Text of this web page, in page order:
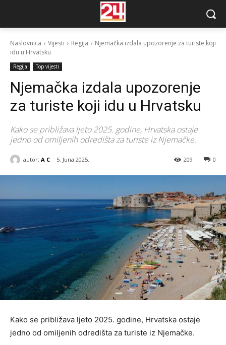
Naslovnica Vijesti Regija
Njemačka izdala upozorenje za turiste koji
idu u Hrvatsku
Regija Top vijesti
Njemačka izdala upozorenje
za turiste koji idu u Hrvatsku
Kako se približava ljeto 2025. godine, Hrvatska ostaje
jedno od omiljenih odredišta za turiste iz Njemačke.
autor: A C 5. Juna 2025. 0
209
Kako se približava ljeto 2025. godine, Hrvatska ostaje
jedno od omiljenih odredišta za turiste iz Njemačke.